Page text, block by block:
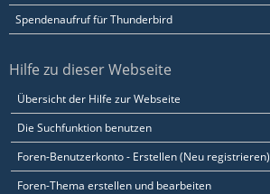
Spendenaufruf für Thunderbird
Hilfe zu dieser Webseite
Übersicht der Hilfe zur Webseite
Die Suchfunktion benutzen
Foren-Benutzerkonto - Erstellen (Neu registrieren)
Foren-Thema erstellen und bearbeiten